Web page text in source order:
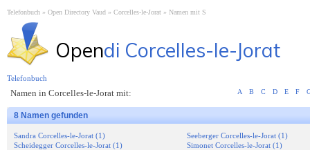
Telefonbuch Open Directory Vaud Corcelles-le-Jorat Namen mit S
Opendi Corcelles-le-Jorat
Namen in Corcelles-le-Jorat mit: A B C D E F
8 Namen gefunden
Sandra Corcelles-le-Jorat (1)
Scheidegger Corcelles-le-Jorat (1)
Seeberger Corcelles-le-Jorat (1)
Simonet Corcelles-le-Jorat (1)
Telefonbuch